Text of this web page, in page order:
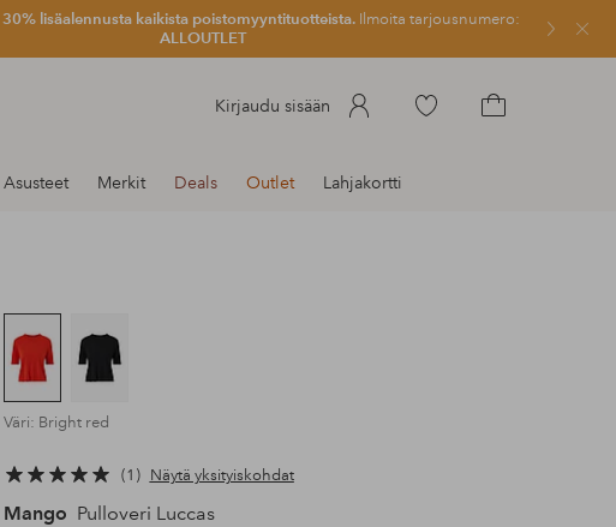
30% lisäalennusta kaikista poistomyyntituotteista.Ilmoita tarjousnumero:
ALLOUTLET
Sulje
Kirjaudu sisään
Siirry
Asusteet Merkit Deals Outlet Lahjakortti
Väri: Bright red
1 Näytä yksityiskohdat
Mango Pulloveri Luccas